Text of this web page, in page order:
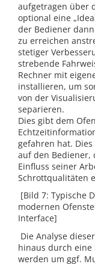
aufgetragen über
optional eine
der Bediener
zu erreichen
stetiger
strebende
Rechner mit
installieren, um
von der
separieren.
Dies gibt dem
gefahren hat.
auf den Bediener,
Einfluss seiner
Schrottqualitäten
[Bild 7: Typische
modernen
Interface]
Die Analyse
hinaus durch
werden um ggf.